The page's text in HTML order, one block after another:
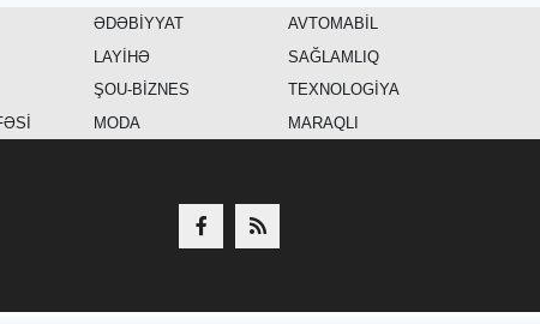
ƏDƏBİYYAT
LAYİHƏ
ŞOU-BİZNES
MODA
AVTOMABİL
SAĞLAMLIQ
TEXNOLOGİYA
MARAQLI